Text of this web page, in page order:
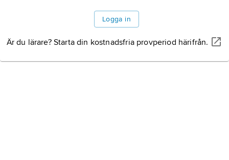
Logga in
Är du lärare? Starta din kostnadsfria provperiod härifrån.